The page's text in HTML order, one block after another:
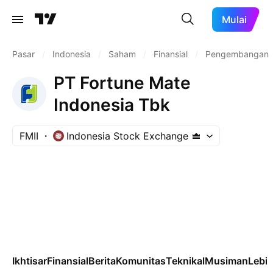
Mulai
Pasar Indonesia Saham Finansial Pengembangan
PT Fortune Mate
Indonesia Tbk
FMII Indonesia Stock Exchange
IkhtisarFinansialBeritaKomunitasTeknikalMusiman